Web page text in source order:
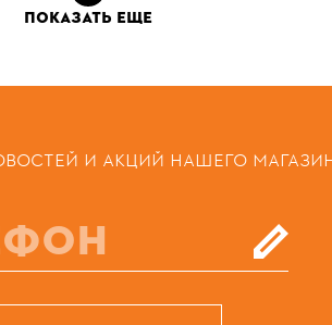
ПОКАЗАТЬ ЕЩЕ
И АКЦИЙ НАШЕГО